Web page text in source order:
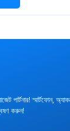
স্মার্টফোন,
করুন!